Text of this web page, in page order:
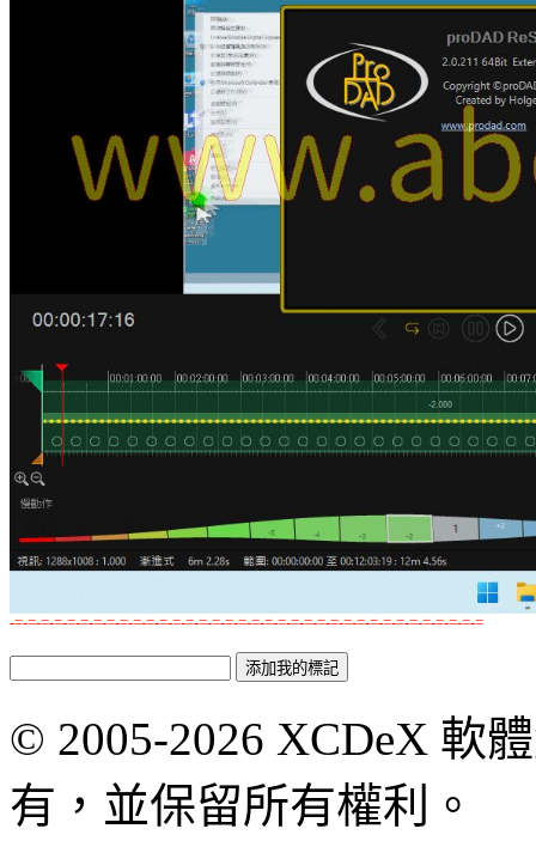
-=-=-=-=-=-=-=-=-=-=-=-=-=-=-=-=-=-=-=-=-=-=-=-=-=-=-=-=-=-=-=-=-=-=-=-=
© 2005-2026 XCDeX 軟
有，並保留所有權利。